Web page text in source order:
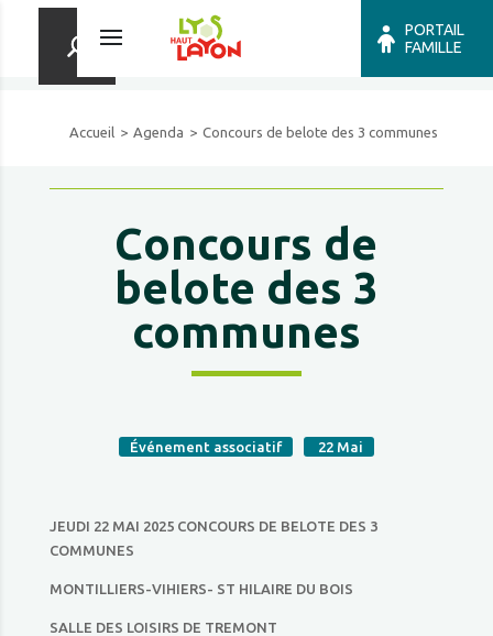
PORTAIL
FAMILLE
Accueil Agenda Concours de belote des 3 communes
Concours de
belote des 3
communes
Événement associatif 22 Mai
JEUDI 22 MAI 2025 CONCOURS DE BELOTE DES 3
COMMUNES
MONTILLIERS-VIHIERS- ST HILAIRE DU BOIS
SALLE DES LOISIRS DE TREMONT